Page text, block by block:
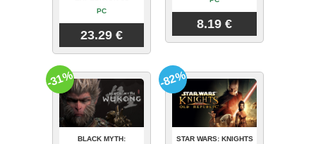
PC
23.29 €
8.19 €
BLACK MYTH:
-31%
STAR WARS: KNIGHTS
-82%